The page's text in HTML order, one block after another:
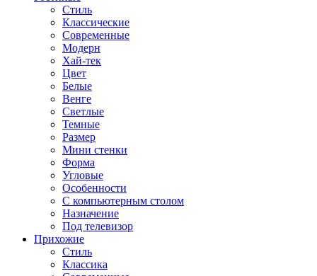
Стиль
Классические
Современные
Модерн
Хай-тек
Цвет
Белые
Венге
Светлые
Темные
Размер
Мини стенки
Форма
Угловые
Особенности
С компьютерным столом
Назначение
Под телевизор
Прихожие
Стиль
Классика